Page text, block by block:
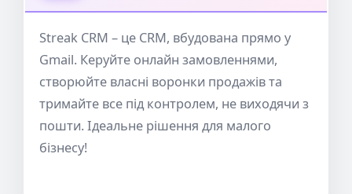
Streak CRM – це CRM, вбудована прямо у
Gmail. Керуйте онлайн замовленнями,
створюйте власні воронки продажів та
тримайте все під контролем, не виходячи з
пошти. Ідеальне рішення для малого
бізнесу!